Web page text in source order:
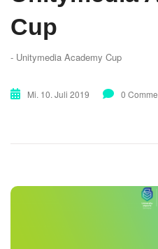
Cup
- Unitymedia Academy Cup
Mi. 10. Juli 2019 0